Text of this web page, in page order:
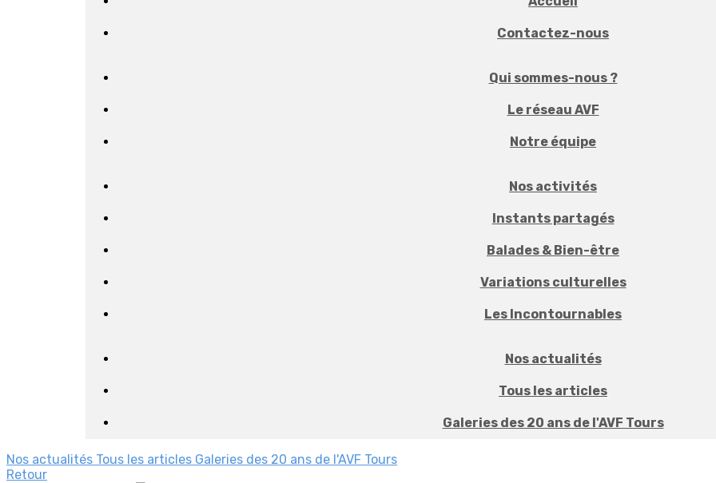
Contactez-nous
Qui sommes-nous ?
Le réseau AVF
Notre équipe
Nos activités
Instants partagés
Balades & Bien-être
Variations culturelles
Les Incontournables
Nos actualités
Tous les articles
Galeries des 20 ans de l'AVF Tours
Nos actualités Tous les articles Galeries des 20 ans de l'AVF Tours
Retour